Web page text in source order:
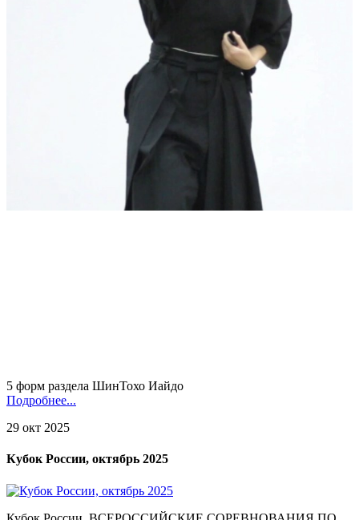
5 форм раздела ШинТохо Иайдо
Подробнее...
29 окт 2025
Кубок России, октябрь 2025